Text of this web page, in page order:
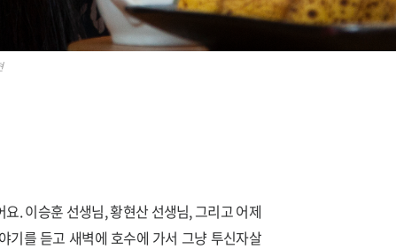
. 이승훈 선생님, 황현산 선생님, 그리고 어제
기를 듣고 새벽에 호수에 가서 그냥 투신자살